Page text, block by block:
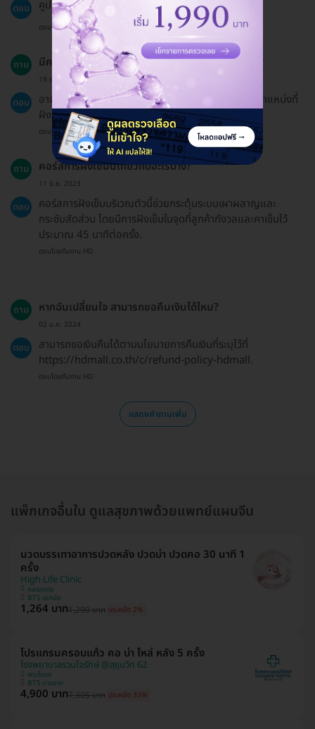
ตอบ คูปองจะมีอายุ 60 วันนับจากวันที่ซื้อ.
ตอบโดยทีมงาน HD
ถาม มีความเสี่ยงหรือผลข้างเคียงอะไรบ้างจากการฝังเข็ม?
19 ธ.ค. 2024
ตอบ
อาจรู้สึกเจ็บปวด วิงเวียน หรือมีรอยฟกช้ำได้ ขึ้นอยู่กับตำแหน่งที่
ฝังเข็ม.
ตอบโดยทีมงาน HD
ถาม คอร์สการฝังเข็มนี้เกี่ยวกับอะไรบ้าง?
11 มิ.ย. 2023
ตอบ
คอร์สการฝังเข็มบริเวณตัวนี้ช่วยกระตุ้นระบบเผาผลาญและ
กระชับสัดส่วน โดยมีการฝังเข็มในจุดที่ลูกค้ากังวลและคาเข็มไว้
ประมาณ 45 นาทีต่อครั้ง.
ตอบโดยทีมงาน HD
ถาม หากฉันเปลี่ยนใจ สามารถขอคืนเงินได้ไหม?
02 ม.ค. 2024
ตอบ
สามารถขอเงินคืนได้ตามนโยบายการคืนเงินที่ระบุไว้ที่
https://hdmall.co.th/c/refund-policy-hdmall.
ตอบโดยทีมงาน HD
แสดงคำถามเพิ่ม
แพ็กเกจอื่นใน ดูแลสุขภาพด้วยแพทย์แผนจีน
นวดบรรเทาอาการปวดหลัง ปวดบ่า ปวดคอ 30 นาที 1
ครั้ง
High Life Clinic
คลองเตย
BTS เอกมัย
1,264 บาท1,290 บาท ประหยัด 2%
โปรแกรมครอบแก้ว คอ บ่า ไหล่ หลัง 5 ครั้ง
โรงพยาบาลรวมใจรักษ์ @สุขุมวิท 62
พระโขนง
BTS บางจาก
4,900 บาท7,305 บาท ประหยัด 33%